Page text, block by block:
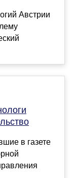
Австрии
в газете